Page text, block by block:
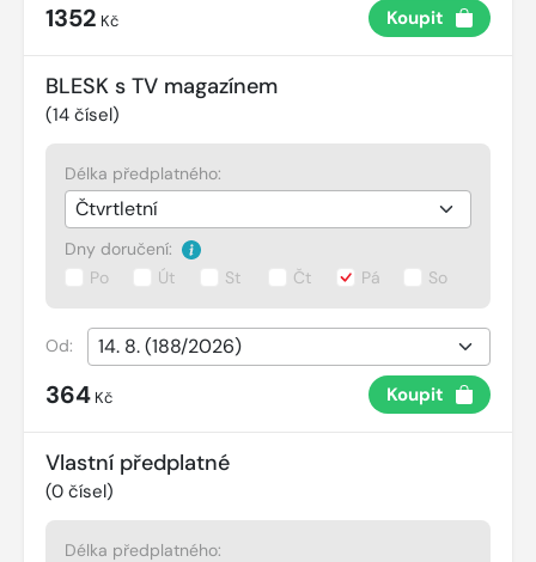
1352 Kč Koupit
BLESK s TV magazínem
(14 čísel)
Délka předplatného:
Dny doručení:
Po
Út St Čt Pá So
Od:
364 Kč Koupit
Vlastní předplatné
(0 čísel)
Délka předplatného: